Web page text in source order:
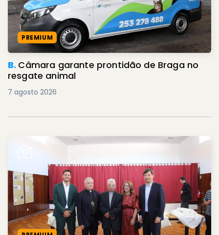
PREMIUM
B. Câmara garante prontidão de Braga no
resgate animal
7 agosto 2026